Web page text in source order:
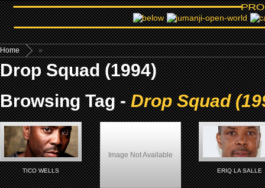
Home »
Drop Squad (1994)
Browsing Tag -Drop Squad
TICO WELLS
Image Not Available
ERIQ LA SALLE